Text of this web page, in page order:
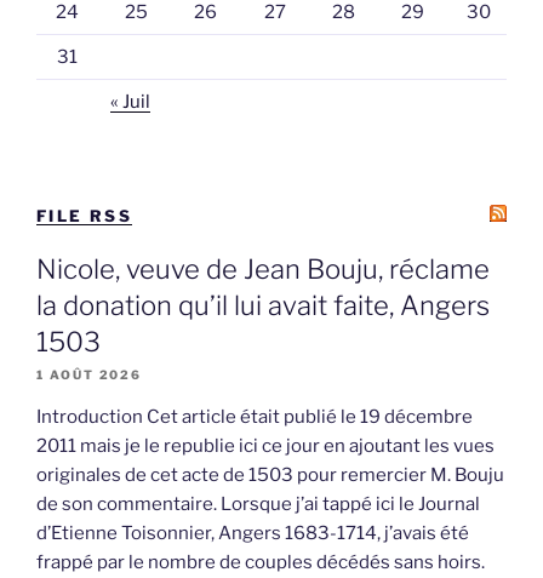
24 25 26 27 28 29 30
31
« Juil
FILE RSS
Nicole, veuve de Jean Bouju, réclame
la donation qu’il lui avait faite, Angers
1503
1 AOÛT 2026
Introduction Cet article était publié le 19 décembre
2011 mais je le republie ici ce jour en ajoutant les vues
originales de cet acte de 1503 pour remercier M. Bouju
de son commentaire. Lorsque j’ai tappé ici le Journal
d’Etienne Toisonnier, Angers 1683-1714, j’avais été
frappé par le nombre de couples décédés sans hoirs.